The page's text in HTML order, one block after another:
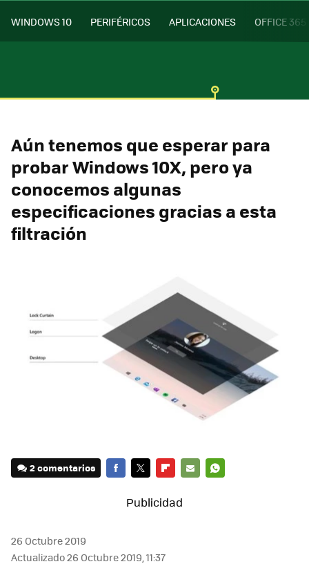
WINDOWS 10 PERIFÉRICOS APLICACIONES OFFICE 365
Aún tenemos que esperar para
probar Windows 10X, pero ya
conocemos algunas
especificaciones gracias a esta
filtración
2 comentarios
MAIL
26 Octubre 2019
Actualizado 26 Octubre 2019, 11:37